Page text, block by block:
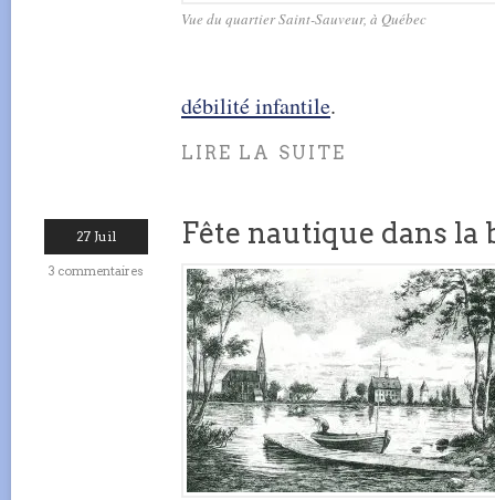
Vue du quartier Saint-Sauveur, à Québec
débilité infantile.
LIRE LA SUITE
27 Juil
3 commentaires
Fête nautique dans la